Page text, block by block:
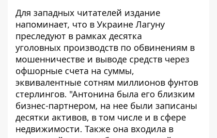
Для западных читателей издание
напоминает, что в Украине Лагуну
преследуют в рамках десятка
уголовных производств по обвинениям в
мошенничестве и выводе средств через
офшорные счета на суммы,
эквивалентные сотням миллионов фунтов
стерлингов. "Антонина была его близким
бизнес-партнером, на нее были записаны
десятки активов, в том числе и в сфере
недвижимости. Также она входила в